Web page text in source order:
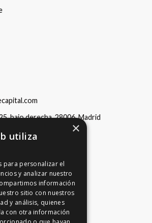
bajo derecha, 28006, Madrid
×
utiliza
para personalizar el
y analizar nuestro
información
sitio con nuestros
y análisis, quienes
con otra información